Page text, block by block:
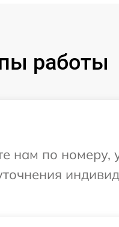
работы
нам по номеру,